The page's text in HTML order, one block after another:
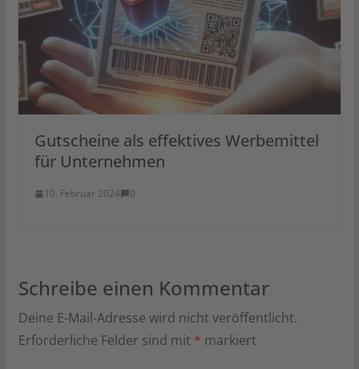
Gutscheine als effektives Werbemittel
für Unternehmen
10. Februar 2024 0
Schreibe einen Kommentar
Deine E-Mail-Adresse wird nicht veröffentlicht.
Erforderliche Felder sind mit * markiert